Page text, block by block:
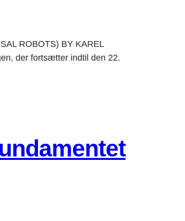
ROBOTS) BY KAREL
der fortsætter indtil den 22.